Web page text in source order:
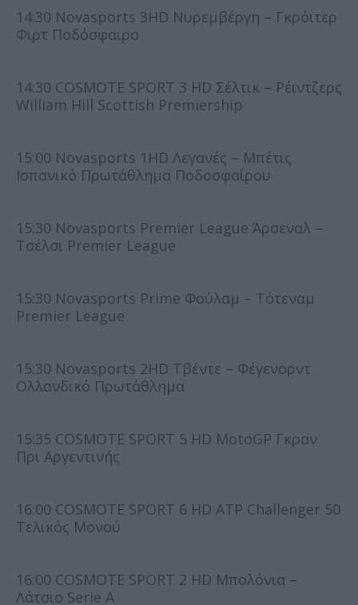
14:30 Novasports 3HD Νυρεμβέργη – Γκρόιτερ
Φιρτ Ποδόσφαιρο
14:30 COSMOTE SPORT 3 HD Σέλτικ – Ρέιντζερς
William Hill Scottish Premiership
15:00 Novasports 1HD Λεγανές – Μπέτις
Ισπανικό Πρωτάθλημα Ποδοσφαίρου
15:30 Novasports Premier League Άρσεναλ –
Τσέλσι Premier League
15:30 Novasports Prime Φούλαμ – Τότεναμ
Premier League
15:30 Novasports 2HD Τβέντε – Φέγενορντ
Ολλανδικό Πρωτάθλημα
15:35 COSMOTE SPORT 5 HD MotoGP Γκραν
Πρι Αργεντινής
16:00 COSMOTE SPORT 6 HD ATP Challenger 50
Τελικός Μονού
16:00 COSMOTE SPORT 2 HD Μπολόνια –
Λάτσιο Serie A